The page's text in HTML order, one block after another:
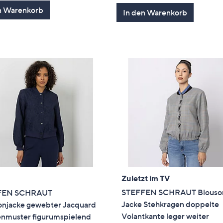
5
Warenkorb
In den Warenkorb
SCHRAUT
gewebter Jacquard
figurumspielend
Zuletzt im TV
STEFFEN SCHRAUT
Jacke Stehkragen doppelte
Volantkante leger weiter